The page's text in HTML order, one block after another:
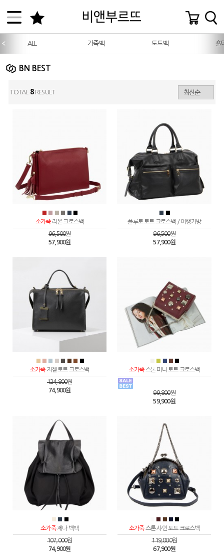
ALL 가죽백 토트백 숄
BN BEST
TOTAL 8RESULT
■ ■ ■ ■ ■ ■
소가죽리온 크로스백
96,500원
57,900원
■ ■
플루토 토트 크로스백 / 여행가방
96,500원
57,900원
■ ■ ■ ■ ■ ■ ■ ■
소가죽지젤 토트 크로스백
124,800원
74,900원
■ ■ ■ ■
소가죽스톤 미니 토트 크로스백
99,800원
59,900원
■ ■ ■
소가죽제나 백팩
107,000원
74,900원
■ ■ ■ ■
소가죽스톤 샤인 토트 크로스백
119,800원
67,900원